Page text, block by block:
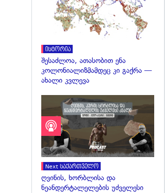
ისტორია
შესაძლოა, ათასობით ენა
კოლონიალიზმამდეც კი გაქრა —
ახალი კვლევა
Next საქართველო
ღვინის, ხორბლისა და
ნეანდერტალელების უძველესი